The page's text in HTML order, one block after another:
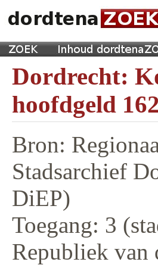
Dordrecht:
hoofdgeld
Bron:
Stadsarchief
DiEP)
Toegang: 3
Republiek van